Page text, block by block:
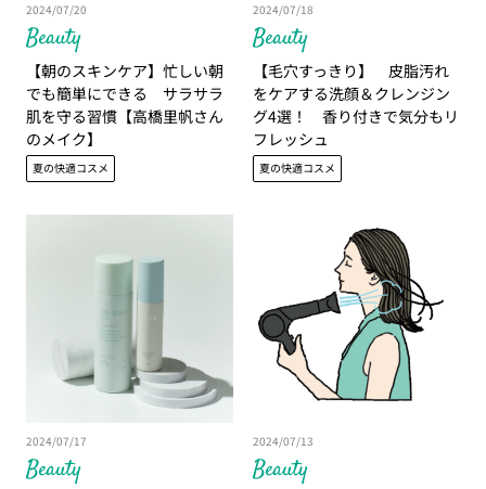
Beauty
2024/07/20
【朝のスキンケア】忙しい朝
でも簡単にできる サラサラ
肌を守る習慣【高橋里帆さん
のメイク】
夏の快適コスメ
Beauty
2024/07/18
【毛穴すっきり】 皮脂汚れ
をケアする洗顔＆クレンジン
グ4選！ 香り付きで気分もリ
フレッシュ
夏の快適コスメ
Beauty
2024/07/17
Beauty
2024/07/13